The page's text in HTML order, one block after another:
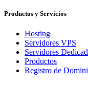
Productos y Servicios
Hosting
Servidores VPS
Servidores
Productos
Registro de